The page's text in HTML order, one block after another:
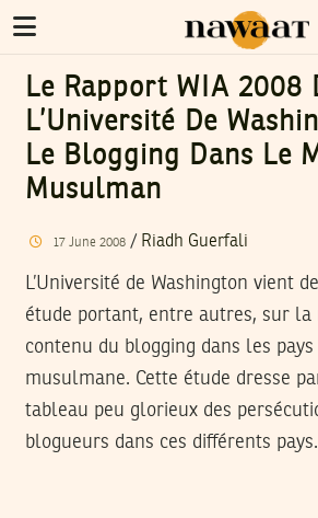
Le Rapport WIA 2008
L’Université De
Le Blogging Dans Le
Musulman
17 June 2008/ Riadh Guerfali
L’Université de Washington vient
étude portant, entre autres, sur la
contenu du blogging dans les
musulmane. Cette étude dresse
tableau peu glorieux des
blogueurs dans ces différents pays.